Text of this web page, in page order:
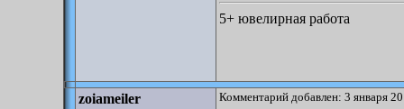
5+ ювелирная работа
zoiameiler Комментарий добавлен: 3 января